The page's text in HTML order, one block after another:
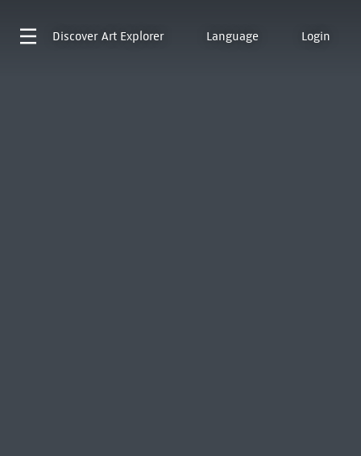
Discover Art Explorer Language Login